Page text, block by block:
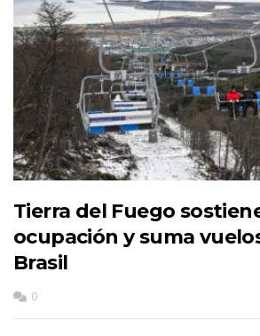
Tierra del Fuego
ocupación y suma
Brasil
0